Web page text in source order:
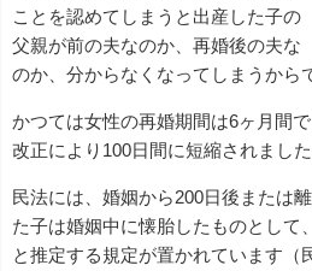
ことを認めてしまうと出産した子の
父親が前の夫なのか、再婚後の夫な
のか、分からなくなってしまうから
かつては女性の再婚期間は6ヶ月間
改正により100日間に短縮されました
民法には、婚姻から200日後または
た子は婚姻中に懐胎したものとして
と推定する規定が置かれています（